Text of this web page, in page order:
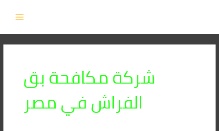
شركة مكافحة بق
الفراش في مصر